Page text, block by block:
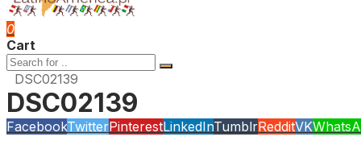
0
Cart
DSC02139
DSC02139
FacebookTwitterPinterestLinkedInTumblrRedditVK